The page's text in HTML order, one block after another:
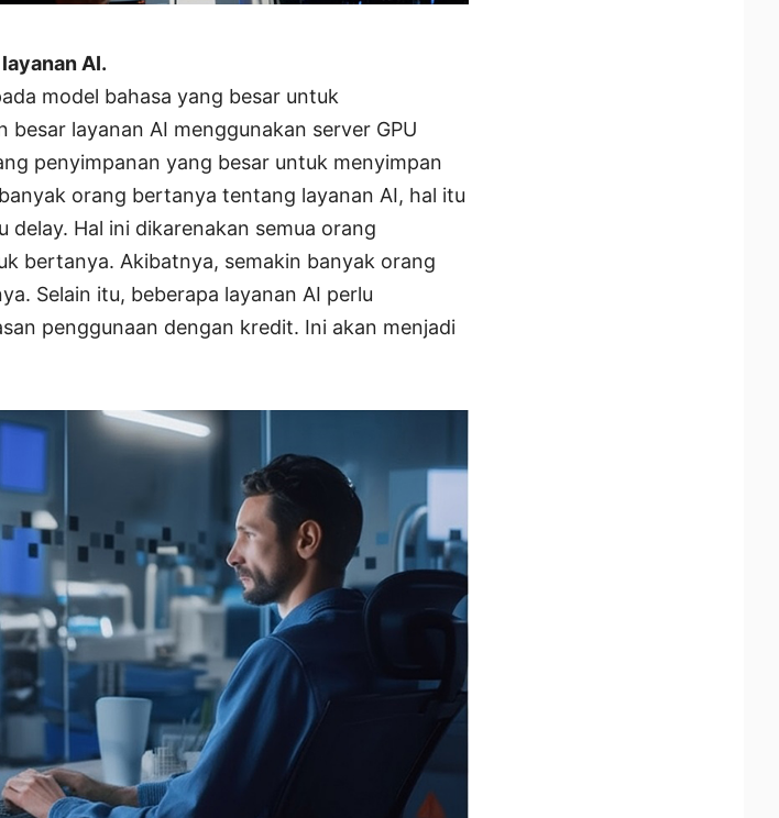
AI.
model bahasa yang besar untuk
layanan AI menggunakan server GPU
penyimpanan yang besar untuk menyimpan
orang bertanya tentang layanan AI, hal itu
Hal ini dikarenakan semua orang
bertanya. Akibatnya, semakin banyak orang
Selain itu, beberapa layanan AI perlu
penggunaan dengan kredit. Ini akan menjadi